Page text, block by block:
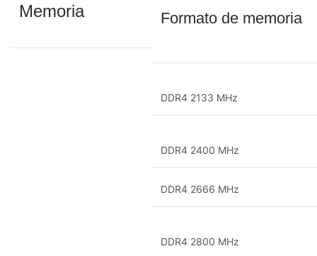
Memoria Formato de memoria
DDR4 2133 MHz
DDR4 2400 MHz
DDR4 2666 MHz
DDR4 2800 MHz